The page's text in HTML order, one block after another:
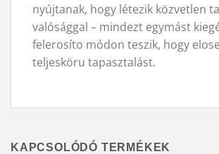
nyújtanak, hogy létezik közvetlen
valósággal – mindezt egymást
felerosíto módon teszik, hogy
teljesköru tapasztalást.
KAPCSOLÓDÓ TERMÉKEK